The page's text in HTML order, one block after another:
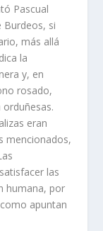
Pascual
Burdeos, si
más allá
la
y, en
rosado,
eran
mencionados,
las
humana, por
apuntan